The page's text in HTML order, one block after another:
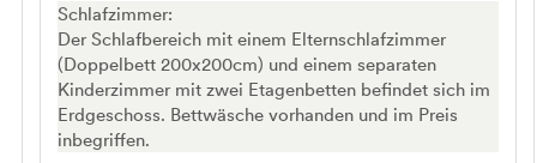
Schlafzimmer:
Der Schlafbereich mit einem Elternschlafzimmer
(Doppelbett 200x200cm) und einem separaten
Kinderzimmer mit zwei Etagenbetten befindet sich im
Erdgeschoss. Bettwäsche vorhanden und im Preis
inbegriffen.